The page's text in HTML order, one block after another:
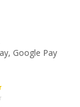
Google Pay